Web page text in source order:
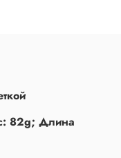
82g; Длина